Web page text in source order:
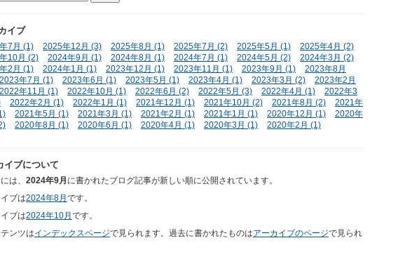
イブ
7月 (1) 2025年12月 (3) 2025年8月 (1) 2025年7月 (2) 2025年5月 (1)
2025年4月 (2)
10月 (2)
2024年9月 (1) 2024年8月 (1) 2024年7月 (1) 2024年5月 (2)
2024年3月 (2)
2月 (1)
2024年1月 (1) 2023年12月 (1) 2023年11月 (1) 2023年9月 (1)
2023年8月
2023年7月 (1) 2023年6月 (1) 2023年5月 (1) 2023年4月 (1) 2023年3月 (2)
2023年2月
2022年11月 (1) 2022年10月 (1) 2022年6月 (2) 2022年5月 (3) 2022年4月 (1)
2022年3
2022年2月 (1) 2022年1月 (1) 2021年12月 (1) 2021年10月 (2) 2021年8月 (2)
2021年
2021年5月 (1) 2021年3月 (1) 2021年2月 (1) 2021年1月 (1) 2020年12月 (1)
2020年
2020年8月 (1) 2020年6月 (1) 2020年4月 (1) 2020年3月 (1) 2020年2月 (1)
イブについて
は、 2024年9月 に書かれたブログ記事が新しい順に公開されています。
ブは2024年8月 です。
ブは2024年10月 です。
ンツはインデックスページで見られます。過去に書かれたものはアーカイブのページで見られ